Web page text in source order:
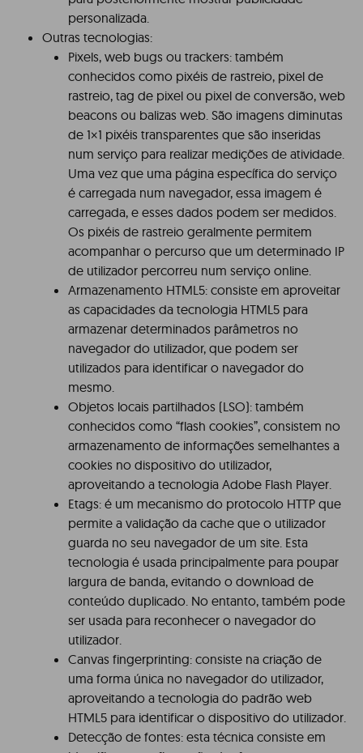
personalizada.
Outras tecnologias:
Pixels, web bugs ou trackers: também
conhecidos como pixéis de rastreio, pixel de
rastreio, tag de pixel ou pixel de conversão, web
beacons ou balizas web. São imagens diminutas
de 1×1 pixéis transparentes que são inseridas
num serviço para realizar medições de atividade.
Uma vez que uma página específica do serviço
é carregada num navegador, essa imagem é
carregada, e esses dados podem ser medidos.
Os pixéis de rastreio geralmente permitem
acompanhar o percurso que um determinado IP
de utilizador percorreu num serviço online.
Armazenamento HTML5: consiste em aproveitar
as capacidades da tecnologia HTML5 para
armazenar determinados parâmetros no
navegador do utilizador, que podem ser
utilizados para identificar o navegador do
mesmo.
Objetos locais partilhados (LSO): também
conhecidos como “flash cookies”, consistem no
armazenamento de informações semelhantes a
cookies no dispositivo do utilizador,
aproveitando a tecnologia Adobe Flash Player.
Etags: é um mecanismo do protocolo HTTP que
permite a validação da cache que o utilizador
guarda no seu navegador de um site. Esta
tecnologia é usada principalmente para poupar
largura de banda, evitando o download de
conteúdo duplicado. No entanto, também pode
ser usada para reconhecer o navegador do
utilizador.
Canvas fingerprinting: consiste na criação de
uma forma única no navegador do utilizador,
aproveitando a tecnologia do padrão web
HTML5 para identificar o dispositivo do utilizador.
Detecção de fontes: esta técnica consiste em